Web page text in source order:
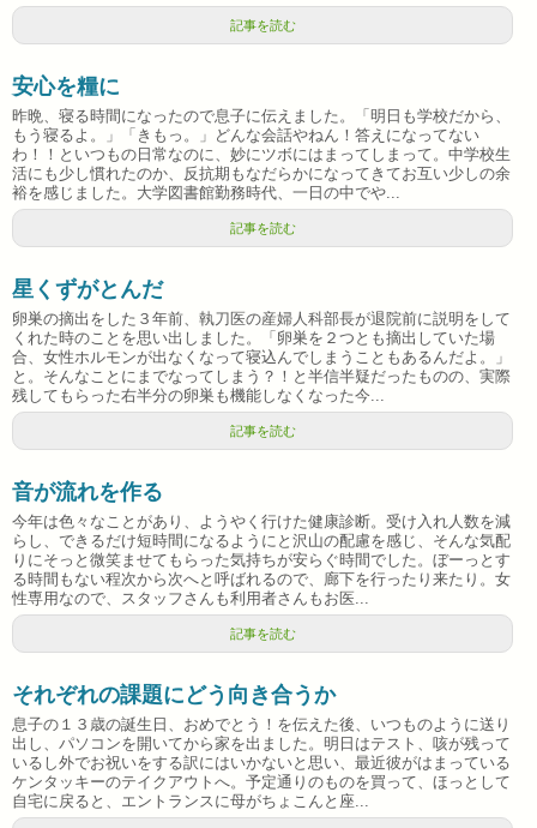
記事を読む
安心を糧に
昨晩、寝る時間になったので息子に伝えました。「明日も学校だから、
もう寝るよ。」「きもっ。」どんな会話やねん！答えになってない
わ！！といつもの日常なのに、妙にツボにはまってしまって。中学校生
活にも少し慣れたのか、反抗期もなだらかになってきてお互い少しの余
裕を感じました。大学図書館勤務時代、一日の中でや...
記事を読む
星くずがとんだ
卵巣の摘出をした３年前、執刀医の産婦人科部長が退院前に説明をして
くれた時のことを思い出しました。「卵巣を２つとも摘出していた場
合、女性ホルモンが出なくなって寝込んでしまうこともあるんだよ。」
と。そんなことにまでなってしまう？！と半信半疑だったものの、実際
残してもらった右半分の卵巣も機能しなくなった今...
記事を読む
音が流れを作る
今年は色々なことがあり、ようやく行けた健康診断。受け入れ人数を減
らし、できるだけ短時間になるようにと沢山の配慮を感じ、そんな気配
りにそっと微笑ませてもらった気持ちが安らぐ時間でした。ぼーっとす
る時間もない程次から次へと呼ばれるので、廊下を行ったり来たり。女
性専用なので、スタッフさんも利用者さんもお医...
記事を読む
それぞれの課題にどう向き合うか
息子の１３歳の誕生日、おめでとう！を伝えた後、いつものように送り
出し、パソコンを開いてから家を出ました。明日はテスト、咳が残って
いるし外でお祝いをする訳にはいかないと思い、最近彼がはまっている
ケンタッキーのテイクアウトへ。予定通りのものを買って、ほっとして
自宅に戻ると、エントランスに母がちょこんと座...